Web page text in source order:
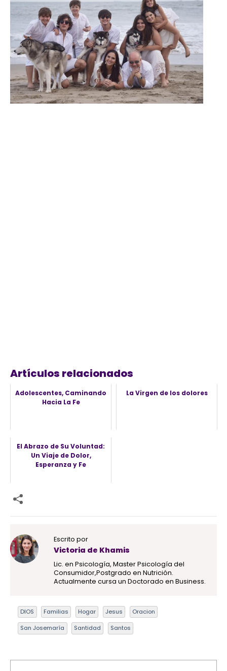
Artículos relacionados
Adolescentes, Caminando
Hacia La Fe
La Virgen de los dolores
El Abrazo de Su Voluntad:
Un Viaje de Dolor,
Esperanza y Fe
Escrito por
Victoria de Khamis
Lic. en Psicología, Master Psicología del
Consumidor,Postgrado en Nutrición.
Actualmente cursa un Doctorado en Business.
DIOS Familias Hogar Jesus Oracion
San Josemaría Santidad Santos